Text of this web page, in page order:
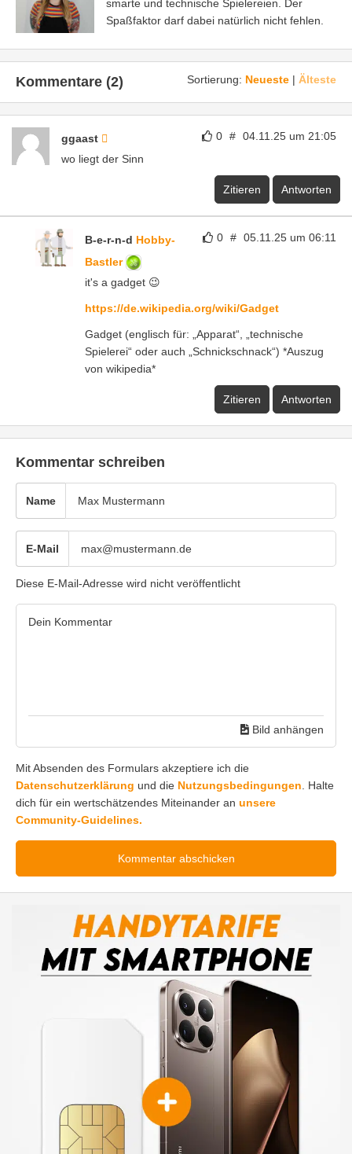
smarte und technische Spielereien. Der
Spaßfaktor darf dabei natürlich nicht fehlen.
Sortierung: Neueste | Älteste
Kommentare (2)
0 # 04.11.25 um 21:05
ggaast
wo liegt der Sinn
Zitieren Antworten
0 # 05.11.25 um 06:11
B-e-r-n-d Hobby-
Bastler
it's a gadget 😉
https://de.wikipedia.org/wiki/Gadget
Gadget (englisch für: „Apparat“, „technische
Spielerei“ oder auch „Schnickschnack“) *Auszug
von wikipedia*
Zitieren Antworten
Kommentar schreiben
Name
E-Mail
Diese E-Mail-Adresse wird nicht veröffentlicht
Bild anhängen
Mit Absenden des Formulars akzeptiere ich die
Datenschutzerklärung und die Nutzungsbedingungen . Halte
dich für ein wertschätzendes Miteinander an unsere
Community-Guidelines.